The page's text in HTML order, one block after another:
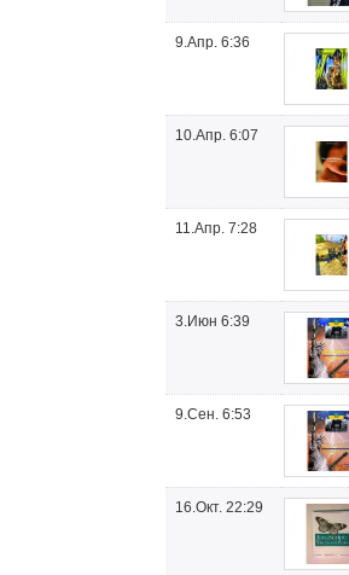
9.Апр. 6:36
10.Апр. 6:07
11.Апр. 7:28
3.Июн 6:39
9.Сен. 6:53
16.Окт. 22:29